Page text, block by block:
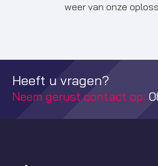
weer van onze
Heeft u vragen?
Neem gerust contact op: